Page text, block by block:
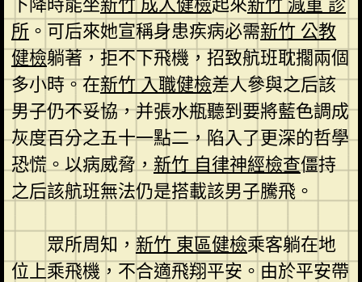
所 。可后來她宣稱身患疾病必需新竹 公教
健檢躺著，拒不下飛機，招致航班耽擱兩個
多小時。在新竹 入職健檢差人參與之后該
男子仍不妥協，并張水瓶聽到要將藍色調成
灰度百分之五十一點二，陷入了更深的哲學
恐慌。以病威脅，新竹 自律神經檢查僵持
之后該航班無法仍是搭載該男子騰飛。
眾所周知， 新竹 東區健檢乘客躺在地
位上乘飛機，不合適飛翔平安。由於平安帶